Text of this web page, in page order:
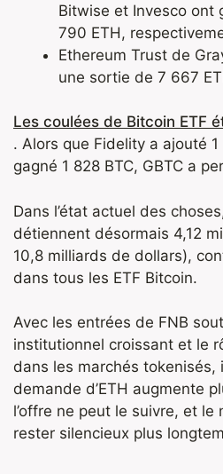
Bitwise et Invesco ont
790 ETH,
Ethereum Trust de
une sortie de 7 667
Les coulées de Bitcoin ETF
. Alors que Fidelity a ajouté 1
gagné 1 828 BTC, GBTC a
Dans l’état actuel des
détiennent désormais 4,12
10,8 milliards de dollars),
dans tous les ETF Bitcoin.
Avec les entrées de FNB
institutionnel croissant et le
dans les marchés tokenisés,
demande d’ETH augmente
l’offre ne peut le suivre, et le
rester silencieux plus